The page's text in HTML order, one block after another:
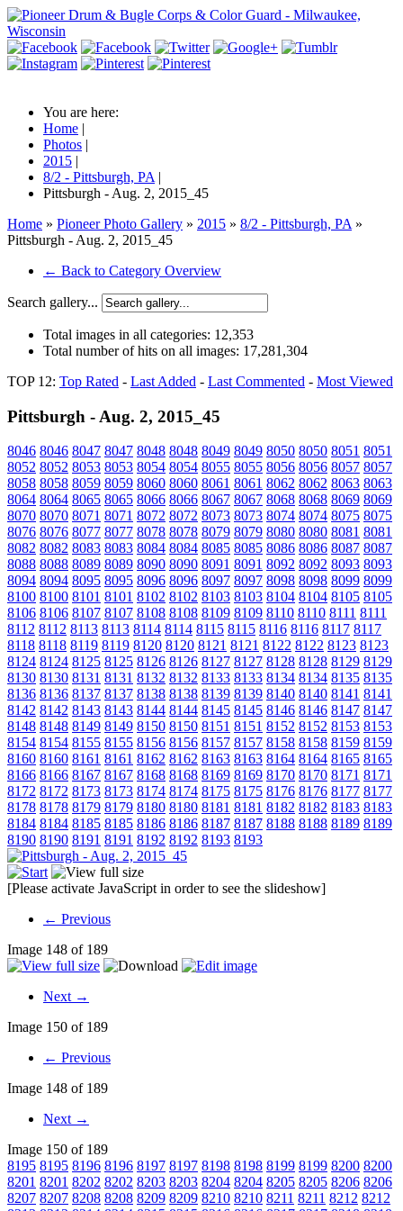
You are here:
Home |
Photos |
2015 |
8/2 - Pittsburgh, PA |
Pittsburgh - Aug. 2, 2015_45
Home » Pioneer Photo Gallery » 2015 » 8/2 - Pittsburgh, PA »
Pittsburgh - Aug. 2, 2015_45
← Back to Category Overview
Search gallery...
Total images in all categories: 12,353
Total number of hits on all images: 17,281,304
TOP 12: Top Rated - Last Added - Last Commented - Most Viewed
Pittsburgh - Aug. 2, 2015_45
8046 8046 8047 8047 8048 8048 8049 8049 8050 8050 8051 8051
8052 8052 8053 8053 8054 8054 8055 8055 8056 8056 8057 8057
8058 8058 8059 8059 8060 8060 8061 8061 8062 8062 8063 8063
8064 8064 8065 8065 8066 8066 8067 8067 8068 8068 8069 8069
8070 8070 8071 8071 8072 8072 8073 8073 8074 8074 8075 8075
8076 8076 8077 8077 8078 8078 8079 8079 8080 8080 8081 8081
8082 8082 8083 8083 8084 8084 8085 8085 8086 8086 8087 8087
8088 8088 8089 8089 8090 8090 8091 8091 8092 8092 8093 8093
8094 8094 8095 8095 8096 8096 8097 8097 8098 8098 8099 8099
8100 8100 8101 8101 8102 8102 8103 8103 8104 8104 8105 8105
8106 8106 8107 8107 8108 8108 8109 8109 8110 8110 8111 8111
8112 8112 8113 8113 8114 8114 8115 8115 8116 8116 8117 8117
8118 8118 8119 8119 8120 8120 8121 8121 8122 8122 8123 8123
8124 8124 8125 8125 8126 8126 8127 8127 8128 8128 8129 8129
8130 8130 8131 8131 8132 8132 8133 8133 8134 8134 8135 8135
8136 8136 8137 8137 8138 8138 8139 8139 8140 8140 8141 8141
8142 8142 8143 8143 8144 8144 8145 8145 8146 8146 8147 8147
8148 8148 8149 8149 8150 8150 8151 8151 8152 8152 8153 8153
8154 8154 8155 8155 8156 8156 8157 8157 8158 8158 8159 8159
8160 8160 8161 8161 8162 8162 8163 8163 8164 8164 8165 8165
8166 8166 8167 8167 8168 8168 8169 8169 8170 8170 8171 8171
8172 8172 8173 8173 8174 8174 8175 8175 8176 8176 8177 8177
8178 8178 8179 8179 8180 8180 8181 8181 8182 8182 8183 8183
8184 8184 8185 8185 8186 8186 8187 8187 8188 8188 8189 8189
8190 8190 8191 8191 8192 8192 8193 8193
[Please activate JavaScript in order to see the slideshow]
← Previous
Image 148 of 189
Next →
Image 150 of 189
← Previous
Image 148 of 189
Next →
Image 150 of 189
8195 8195 8196 8196 8197 8197 8198 8198 8199 8199 8200 8200
8201 8201 8202 8202 8203 8203 8204 8204 8205 8205 8206 8206
8207 8207 8208 8208 8209 8209 8210 8210 8211 8211 8212 8212